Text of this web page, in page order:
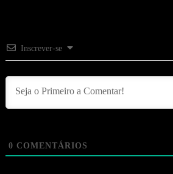
Inscrever-se
0 COMENTÁRIOS